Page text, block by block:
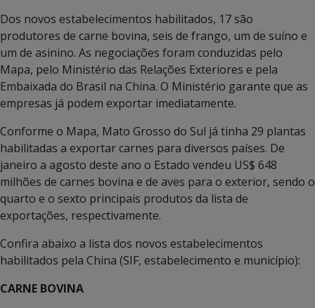
Dos novos estabelecimentos habilitados, 17 são
produtores de carne bovina, seis de frango, um de suíno e
um de asinino. As negociações foram conduzidas pelo
Mapa, pelo Ministério das Relações Exteriores e pela
Embaixada do Brasil na China. O Ministério garante que as
empresas já podem exportar imediatamente.
Conforme o Mapa, Mato Grosso do Sul já tinha 29 plantas
habilitadas a exportar carnes para diversos países. De
janeiro a agosto deste ano o Estado vendeu US$ 648
milhões de carnes bovina e de aves para o exterior, sendo o
quarto e o sexto principais produtos da lista de
exportações, respectivamente.
Confira abaixo a lista dos novos estabelecimentos
habilitados pela China (SIF, estabelecimento e município):
CARNE BOVINA